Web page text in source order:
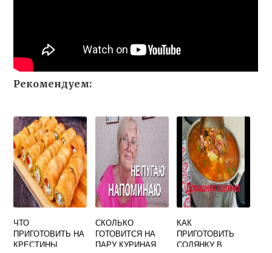
Рекомендуем:
ЧТО
ПРИГОТОВИТЬ НА
КРЕСТИНЫ
СКОЛЬКО
ГОТОВИТСЯ НА
ПАРУ КУРИНАЯ
КАК
ПРИГОТОВИТЬ
СОЛЯНКУ В